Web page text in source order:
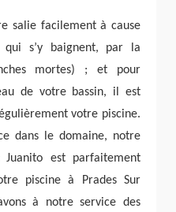
salie facilement à cause
qui s’y baignent, par la
mortes) ; et pour
de votre bassin, il est
votre piscine.
dans le domaine, notre
est parfaitement
piscine à Prades Sur
à notre service des